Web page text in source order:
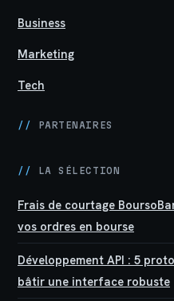
Business
Marketing
Tech
// PARTENAIRES
// LA SÉLECTION
Frais de courtage
vos ordres en bourse
Développement API : 5
bâtir une interface robuste